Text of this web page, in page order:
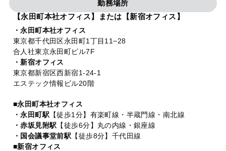
勤務場所
【永田町本社オフィス】または【新宿オフィス】
・永田町本社オフィス
東京都千代田区永田町1丁目11−28
合人社東京永田町ビル7F
・新宿オフィス
東京都新宿区西新宿1-24-1
エステック情報ビル20階
■永田町本社オフィス
・永田町駅 【徒歩1分】有楽町線・半蔵門線・南北線
・赤坂見附駅 【徒歩6分】丸の内線・銀座線
・国会議事堂前駅 【徒歩8分】千代田線
■新宿オフィス